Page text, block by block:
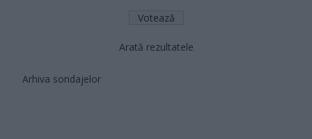
Arată rezultatele
Arhiva sondajelor